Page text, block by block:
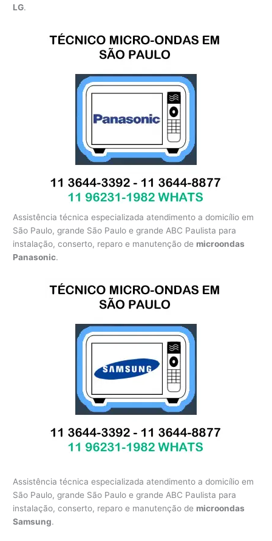
LG.
Assistência técnica especializada atendimento a domicílio em
São Paulo, grande São Paulo e grande ABC Paulista para
instalação, conserto, reparo e manutenção de microondas
Panasonic.
Assistência técnica especializada atendimento a domicílio em
São Paulo, grande São Paulo e grande ABC Paulista para
instalação, conserto, reparo e manutenção de microondas
Samsung.